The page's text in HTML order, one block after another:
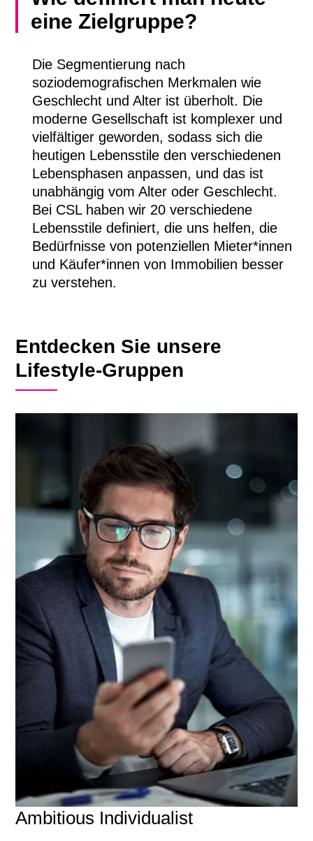
eine Zielgruppe?
Die Segmentierung nach
soziodemografischen Merkmalen wie
Geschlecht und Alter ist überholt. Die
moderne Gesellschaft ist komplexer und
vielfältiger geworden, sodass sich die
heutigen Lebensstile den verschiedenen
Lebensphasen anpassen, und das ist
unabhängig vom Alter oder Geschlecht.
Bei CSL haben wir 20 verschiedene
Lebensstile definiert, die uns helfen, die
Bedürfnisse von potenziellen Mieter*innen
und Käufer*innen von Immobilien besser
zu verstehen.
Entdecken Sie unsere
Lifestyle-Gruppen
Ambitious Individualist